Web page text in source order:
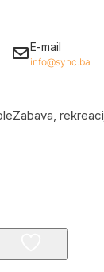
E-mail
info@sync.ba
Zabava,